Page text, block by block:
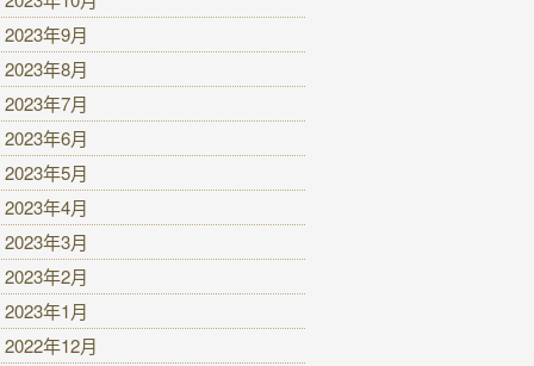
2023年9月
2023年8月
2023年7月
2023年6月
2023年5月
2023年4月
2023年3月
2023年2月
2023年1月
2022年12月